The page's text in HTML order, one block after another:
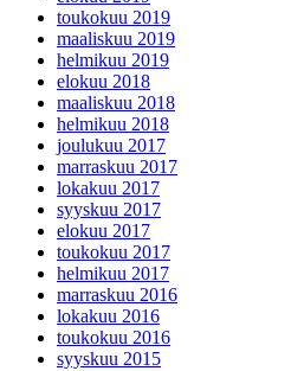
toukokuu 2019
maaliskuu 2019
helmikuu 2019
elokuu 2018
maaliskuu 2018
helmikuu 2018
joulukuu 2017
marraskuu 2017
lokakuu 2017
syyskuu 2017
elokuu 2017
toukokuu 2017
helmikuu 2017
marraskuu 2016
lokakuu 2016
toukokuu 2016
syyskuu 2015